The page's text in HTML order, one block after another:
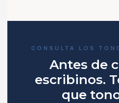
CONSULTA LOS
Antes de
escribinos.
que